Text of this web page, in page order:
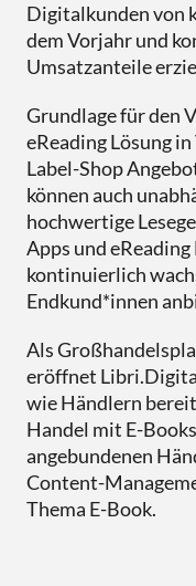
Digitalkunden von
dem Vorjahr und
Umsatzanteile
Grundlage für den
eReading Lösung
Label-Shop
können auch
hochwertige
Apps und
kontinuierlich
Endkund*innen
Als
eröffnet
wie Händlern
Handel mit E-
angebundenen
Content-
Thema E-Book.